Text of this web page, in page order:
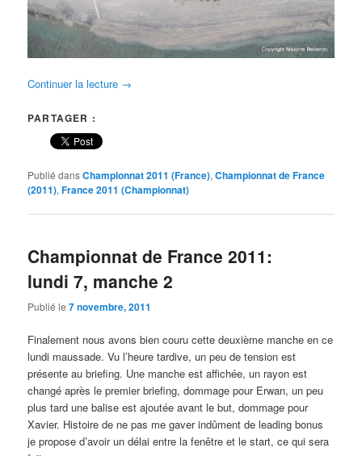
Continuer la lecture →
PARTAGER :
Publié dansChampionnat 2011 (France),Championnat de France
(2011),France 2011 (Championnat)
Championnat de France 2011:
lundi 7, manche 2
Publié le7 novembre, 2011
Finalement nous avons bien couru cette deuxième manche en ce
lundi maussade. Vu l’heure tardive, un peu de tension est
présente au briefing. Une manche est affichée, un rayon est
changé après le premier briefing, dommage pour Erwan, un peu
plus tard une balise est ajoutée avant le but, dommage pour
Xavier. Histoire de ne pas me gaver indûment de leading bonus
je propose d’avoir un délai entre la fenêtre et le start, ce qui sera